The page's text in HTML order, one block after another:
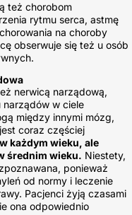
też chorobom
rytmu serca, astmę
na choroby
obserwuje się też u osób
nerwicą narządową,
narządów w ciele
między innymi mózg,
coraz częściej
każdym wieku, ale
średnim wieku. Niestety,
ponieważ
od normy i leczenie
Pacjenci żyją czasami
ona odpowiednio